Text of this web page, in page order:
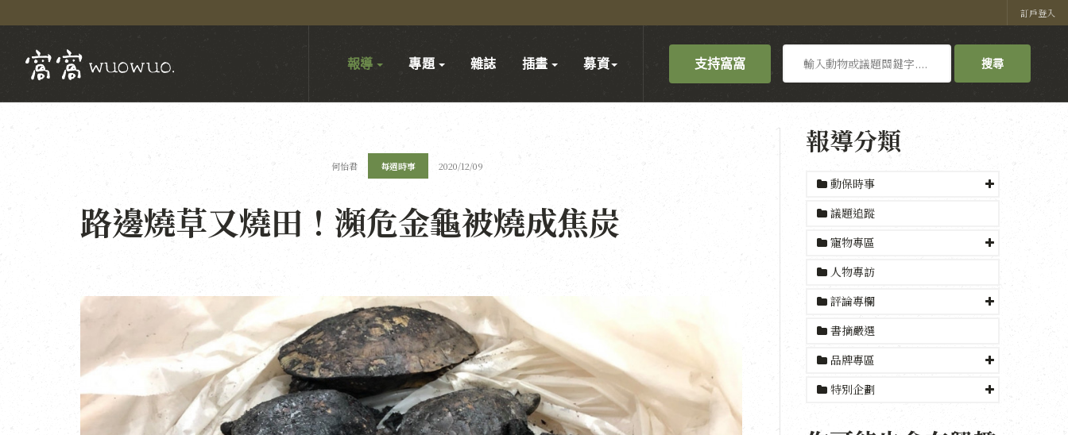
訂戶登入
支持窩窩
尋
搜尋
報導 專題 雜誌 插畫 募資
何怡君 每週時事 2020/12/09
路邊燒草又燒田！瀕危金龜被燒成焦炭
報導分類
動保時事
議題追蹤
寵物專區
人物專訪
評論專欄
書摘嚴選
品牌專區
特別企劃